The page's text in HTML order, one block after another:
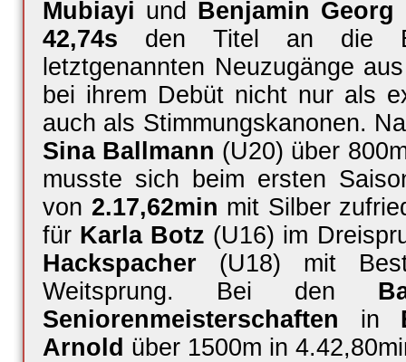
Mubiayi und Benjamin Georg
42,74s den Titel an die
letztgenannten Neuzugänge
bei ihrem Debüt nicht nur als
auch als Stimmungskanonen.
Sina Ballmann (U20) über
musste sich beim ersten
von 2.17,62min mit Silber
für Karla Botz (U16) im
Hackspacher (U18) mit
Weitsprung. Bei den
Seniorenmeisterschaften in
Arnold über 1500m in